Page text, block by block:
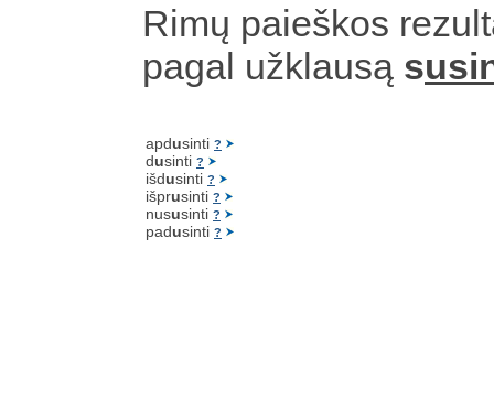
Rimų paieškos
pagal užklausą s
apdusinti ?
dusinti ?
išdusinti ?
išprusinti ?
nususinti ?
padusinti ?